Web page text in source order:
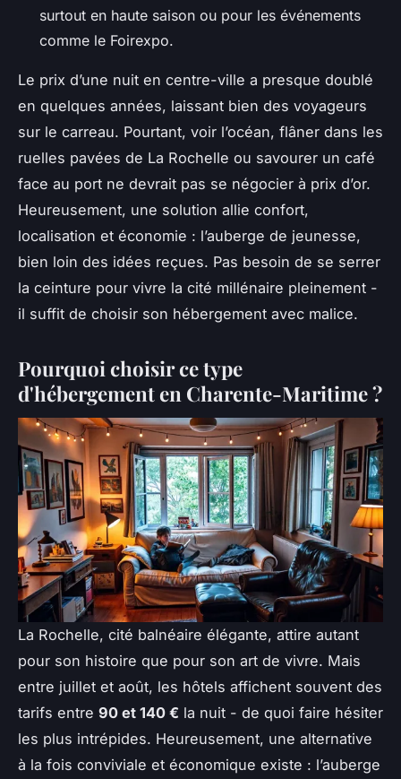
surtout en haute saison ou pour les événements
comme le Foirexpo.
Le prix d’une nuit en centre-ville a presque doublé
en quelques années, laissant bien des voyageurs
sur le carreau. Pourtant, voir l’océan, flâner dans les
ruelles pavées de La Rochelle ou savourer un café
face au port ne devrait pas se négocier à prix d’or.
Heureusement, une solution allie confort,
localisation et économie : l’auberge de jeunesse,
bien loin des idées reçues. Pas besoin de se serrer
la ceinture pour vivre la cité millénaire pleinement -
il suffit de choisir son hébergement avec malice.
Pourquoi choisir ce type
d'hébergement en Charente-Maritime ?
La Rochelle, cité balnéaire élégante, attire autant
pour son histoire que pour son art de vivre. Mais
entre juillet et août, les hôtels affichent souvent des
tarifs entre 90 et 140 € la nuit - de quoi faire hésiter
les plus intrépides. Heureusement, une alternative
à la fois conviviale et économique existe : l’auberge